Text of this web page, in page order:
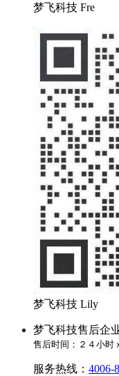
梦飞科技 Fre
梦飞科技 Lily
梦飞科技售后企
售后时间：２４小时
服务热线： 4006-